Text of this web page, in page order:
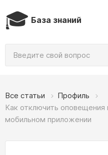
🎓 База знаний
Все статьи
Профиль
Как отключить
мобильном приложении